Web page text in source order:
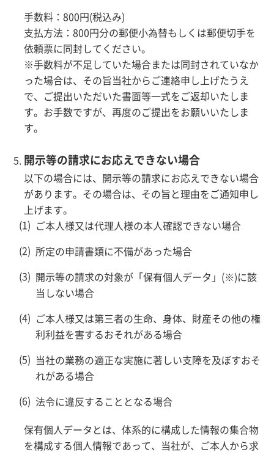
手数料：800円(税込み)
支払方法：800円分の郵便小為替もしくは郵便切手を
依頼票に同封してください。
※手数料が不足していた場合または同封されていなか
った場合は、その旨当社からご連絡申し上げたうえ
で、ご提出いただいた書面等一式をご返却いたしま
す。お手数ですが、再度のご提出をお願いいたしま
す。
開示等の請求にお応えできない場合
以下の場合には、開示等の請求にお応えできない場合
があります。その場合は、その旨と理由をご通知申し
上げます。
ご本人様又は代理人様の本人確認できない場合
所定の申請書類に不備があった場合
開示等の請求の対象が「保有個人データ」(※)に該
当しない場合
ご本人様又は第三者の生命、身体、財産その他の権
利利益を害するおそれがある場合
当社の業務の適正な実施に著しい支障を及ぼすおそ
れがある場合
法令に違反することとなる場合
保有個人データとは、体系的に構成した情報の集合物
を構成する個人情報であって、当社が、ご本人から求